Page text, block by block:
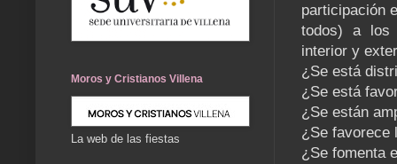
participación
todos) a los
interior y
¿Se está
¿Se está
¿Se están
¿Se favorece
¿Se fomenta
Moros y Cristianos Villena
La web de las fiestas